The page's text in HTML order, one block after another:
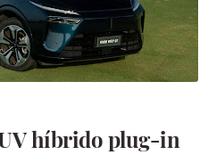
híbrido plug-in